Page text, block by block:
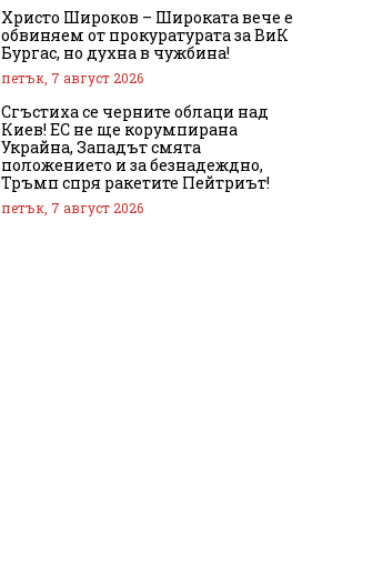
Христо Широков – Широката вече е
обвиняем от прокуратурата за ВиК
Бургас, но духна в чужбина!
петък, 7 август 2026
Сгъстиха се черните облаци над
Киев! ЕС не ще корумпирана
Украйна, Западът смята
положението и за безнадеждно,
Тръмп спря ракетите Пейтриът!
петък, 7 август 2026